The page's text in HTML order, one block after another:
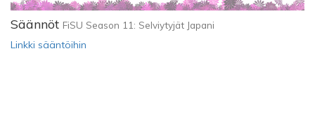
Säännöt FiSU Season 11: Selviytyjät Japani
Linkki sääntöihin